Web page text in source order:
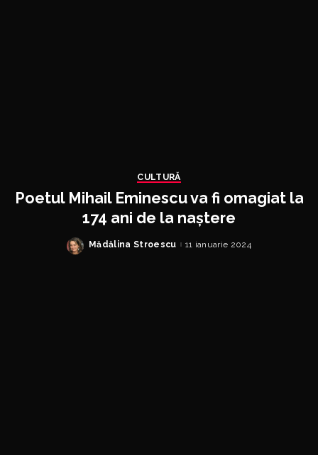
CULTURĂ
Poetul Mihail Eminescu va fi omagiat la
174 ani de la naștere
Posted
Mădălina Stroescu 11 ianuarie 2024